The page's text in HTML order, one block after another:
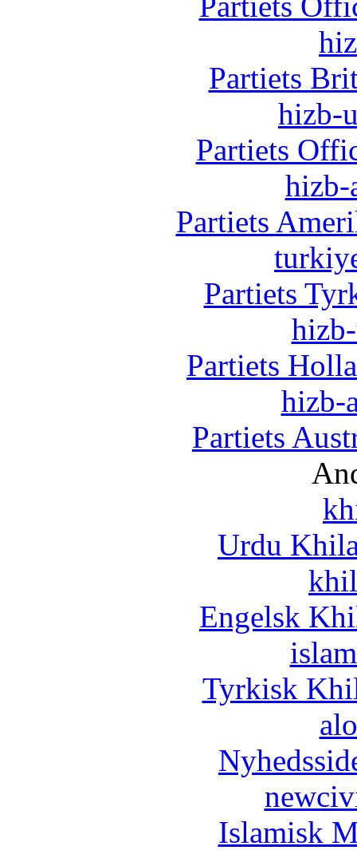
Partiets
hizb-
Partiets
hizb-
Partiets
Partiets
Partiets
hizb-
Partiets
Urdu
Engelsk
Tyrkisk
Islamisk